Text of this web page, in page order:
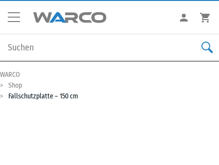
WARCO
Shop
Fallschutzplatte – 150 cm